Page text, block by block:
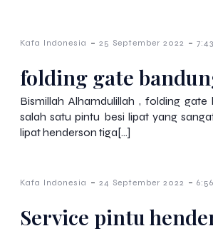
Kafa Indonesia - 25 September 2022 -
folding gate
Bismillah Alhamdulillah , folding
salah satu pintu besi lipat yang
lipat henderson tiga[…]
Kafa Indonesia - 24 September 2022 -
Service pintu